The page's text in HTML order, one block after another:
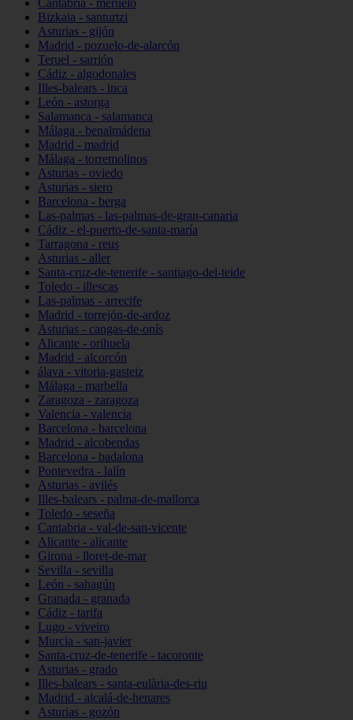
Cantabria - meruelo
Bizkaia - santurtzi
Asturias - gijón
Madrid - pozuelo-de-alarcón
Teruel - sarrión
Cádiz - algodonales
Illes-balears - inca
León - astorga
Salamanca - salamanca
Málaga - benalmádena
Madrid - madrid
Málaga - torremolinos
Asturias - oviedo
Asturias - siero
Barcelona - berga
Las-palmas - las-palmas-de-gran-canaria
Cádiz - el-puerto-de-santa-maría
Tarragona - reus
Asturias - aller
Santa-cruz-de-tenerife - santiago-del-teide
Toledo - illescas
Las-palmas - arrecife
Madrid - torrejón-de-ardoz
Asturias - cangas-de-onís
Alicante - orihuela
Madrid - alcorcón
álava - vitoria-gasteiz
Málaga - marbella
Zaragoza - zaragoza
Valencia - valencia
Barcelona - barcelona
Madrid - alcobendas
Barcelona - badalona
Pontevedra - lalín
Asturias - avilés
Illes-balears - palma-de-mallorca
Toledo - seseña
Cantabria - val-de-san-vicente
Alicante - alicante
Girona - lloret-de-mar
Sevilla - sevilla
León - sahagún
Granada - granada
Cádiz - tarifa
Lugo - viveiro
Murcia - san-javier
Santa-cruz-de-tenerife - tacoronte
Asturias - grado
Illes-balears - santa-eulària-des-riu
Madrid - alcalá-de-henares
Asturias - gozón